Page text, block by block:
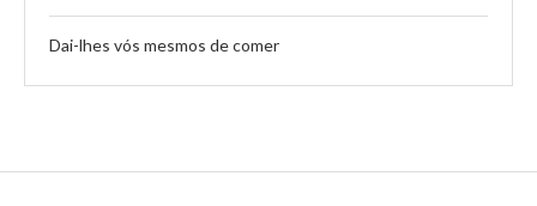
Dai-lhes vós mesmos de comer